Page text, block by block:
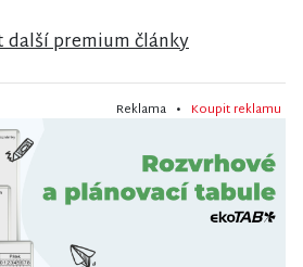
premium články
Reklama • Koupit reklamu